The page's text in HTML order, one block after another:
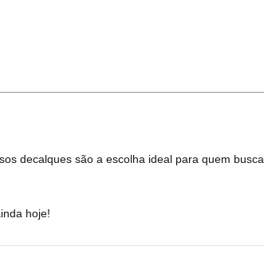
decalques são a escolha ideal para quem busca
hoje!